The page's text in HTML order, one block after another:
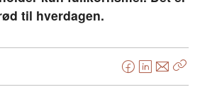
til hverdagen.
F
a
L
i
E
-